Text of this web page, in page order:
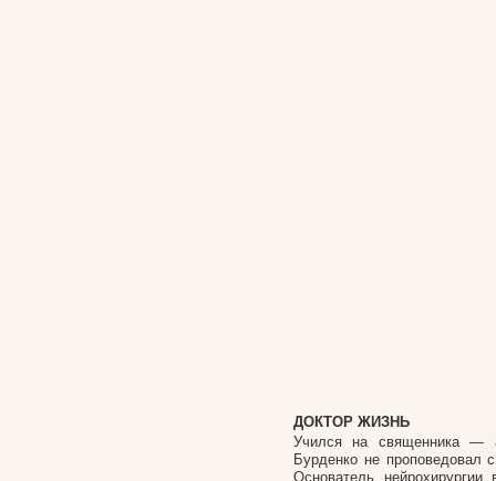
ДОКТОР ЖИЗНЬ
Учился на священника —
Бурденко не проповедовал
Основатель